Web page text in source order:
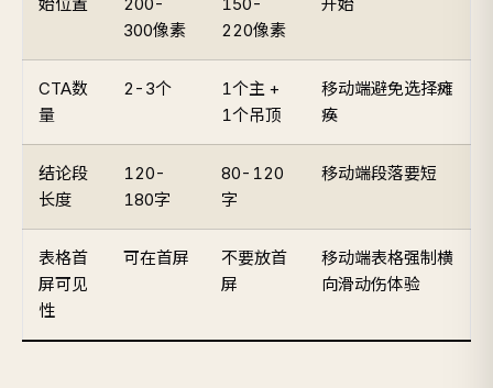
300像素
220像素
CTA数
量
2-3个
1个主 +
1个吊顶
移动端避免选择瘫
痪
结论段
长度
120-
180字
80-120
字
移动端段落要短
表格首
屏可见
性
可在首屏
不要放首
屏
移动端表格强制横
向滑动伤体验